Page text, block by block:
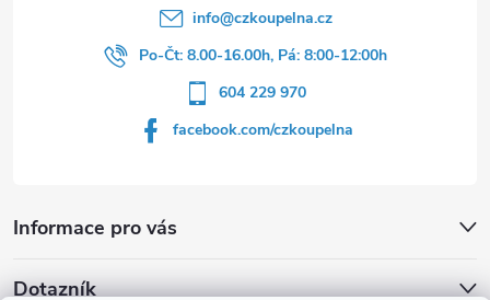
Informace pro vás
info@czkoupelna.cz
Po-Čt: 8.00-16.00h, Pá: 8:00-12:00h
604 229 970
facebook.com/czkoupelna
Dotazník